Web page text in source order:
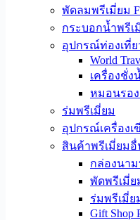
พัดลมพรีเมี่ยม
กระบอกน้ำพรีเ
อุปกรณ์ท่องเที่ย
World
เครื่องชั่ง
หมอนรอ
ร่มพรีเมี่ยม
อุปกรณ์เครื่องเ
สินค้าพรีเมี่ยมอื่
กล่องนา
พัดพรีเมี่ย
ร่มพรีเมี่ย
Gift Shop